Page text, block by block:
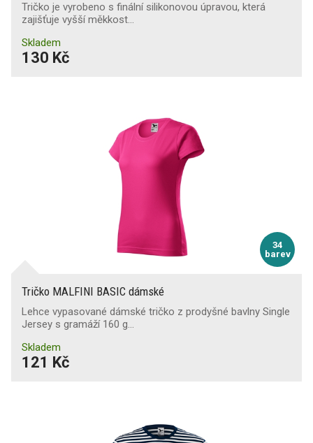
Tričko je vyrobeno s finální silikonovou úpravou, která
zajišťuje vyšší měkkost…
Skladem
130 Kč
34
barev
Tričko MALFINI BASIC dámské
Lehce vypasované dámské tričko z prodyšné bavlny Single
Jersey s gramáží 160 g…
Skladem
121 Kč